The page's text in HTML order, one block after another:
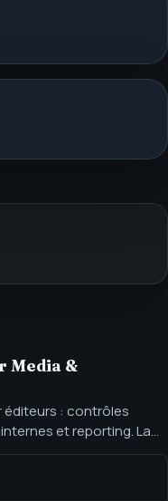
Media &
: contrôles
et reporting. La
le système de
QA et décisions de